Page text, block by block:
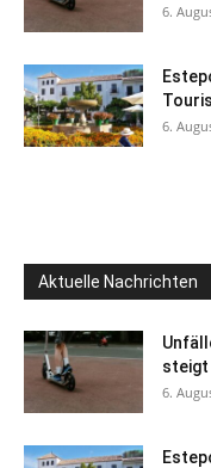
6.
6.
Aktuelle Nachrichten
steigt
6.